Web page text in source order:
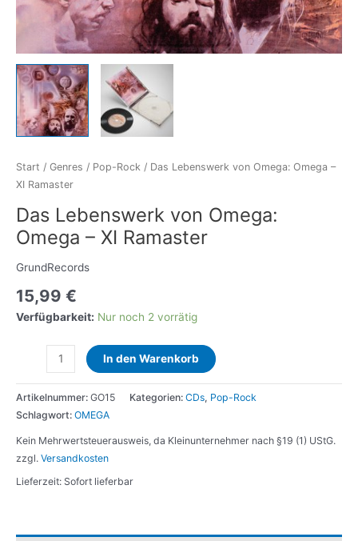
Start / Genres / Pop-Rock / Das Lebenswerk von Omega: Omega –
XI Ramaster
Das Lebenswerk von Omega:
Omega – XI Ramaster
GrundRecords
15,99 €
Verfügbarkeit: Nur noch 2 vorrätig
Lebenswerk
von
Omega:
Omega
-
XI
Ramaster
In den Warenkorb
Artikelnummer: GO15 Kategorien: CDs, Pop-Rock
Schlagwort: OMEGA
Kein Mehrwertsteuerausweis, da Kleinunternehmer nach §19 (1) UStG.
zzgl. Versandkosten
Lieferzeit: Sofort lieferbar